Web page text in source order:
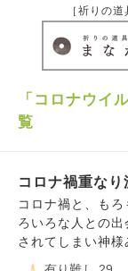
［祈りの
「コロナウイ
覧
コロナ禍重な
コロナ禍と、も
ろいろな人との
されてしまい神様
したきもちでた